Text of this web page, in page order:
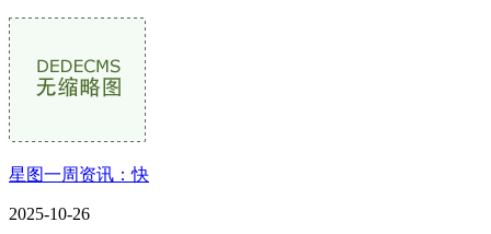
星图一周资讯：快
2025-10-26